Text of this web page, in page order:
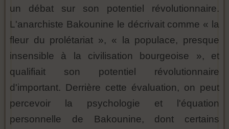
un débat sur son potentiel révolutionnaire.
L'anarchiste Bakounine le décrivait comme « la
fleur du prolétariat », « la populace, presque
insensible à la civilisation bourgeoise », et
qualifiait son potentiel révolutionnaire
d'important. Derrière cette évaluation, on peut
percevoir la psychologie et l'équation
personnelle de Bakounine, dont certains